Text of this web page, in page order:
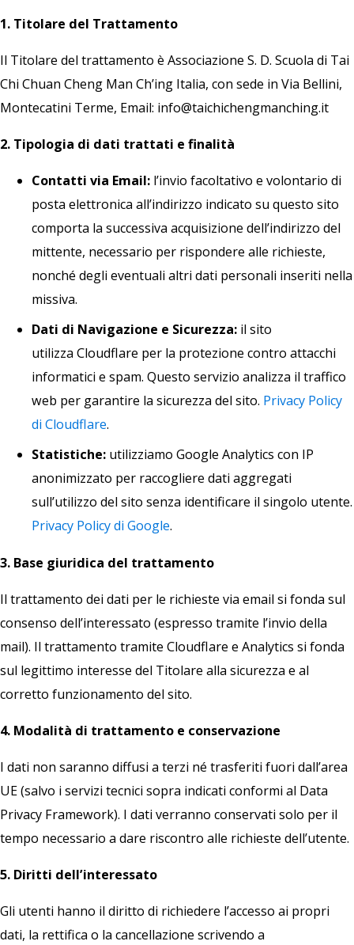
1. Titolare del Trattamento
Il Titolare del trattamento è Associazione S. D. Scuola di Tai
Chi Chuan Cheng Man Ch’ing Italia, con sede in Via Bellini,
Montecatini Terme, Email: info@taichichengmanching.it
2. Tipologia di dati trattati e finalità
Contatti via Email: l’invio facoltativo e volontario di
posta elettronica all’indirizzo indicato su questo sito
comporta la successiva acquisizione dell’indirizzo del
mittente, necessario per rispondere alle richieste,
nonché degli eventuali altri dati personali inseriti nella
missiva.
Dati di Navigazione e Sicurezza: il sito
utilizza Cloudflare per la protezione contro attacchi
informatici e spam. Questo servizio analizza il traffico
web per garantire la sicurezza del sito. Privacy Policy
di Cloudflare.
Statistiche: utilizziamo Google Analytics con IP
anonimizzato per raccogliere dati aggregati
sull’utilizzo del sito senza identificare il singolo utente.
Privacy Policy di Google.
3. Base giuridica del trattamento
Il trattamento dei dati per le richieste via email si fonda sul
consenso dell’interessato (espresso tramite l’invio della
mail). Il trattamento tramite Cloudflare e Analytics si fonda
sul legittimo interesse del Titolare alla sicurezza e al
corretto funzionamento del sito.
4. Modalità di trattamento e conservazione
I dati non saranno diffusi a terzi né trasferiti fuori dall’area
UE (salvo i servizi tecnici sopra indicati conformi al Data
Privacy Framework). I dati verranno conservati solo per il
tempo necessario a dare riscontro alle richieste dell’utente.
5. Diritti dell’interessato
Gli utenti hanno il diritto di richiedere l’accesso ai propri
dati, la rettifica o la cancellazione scrivendo a